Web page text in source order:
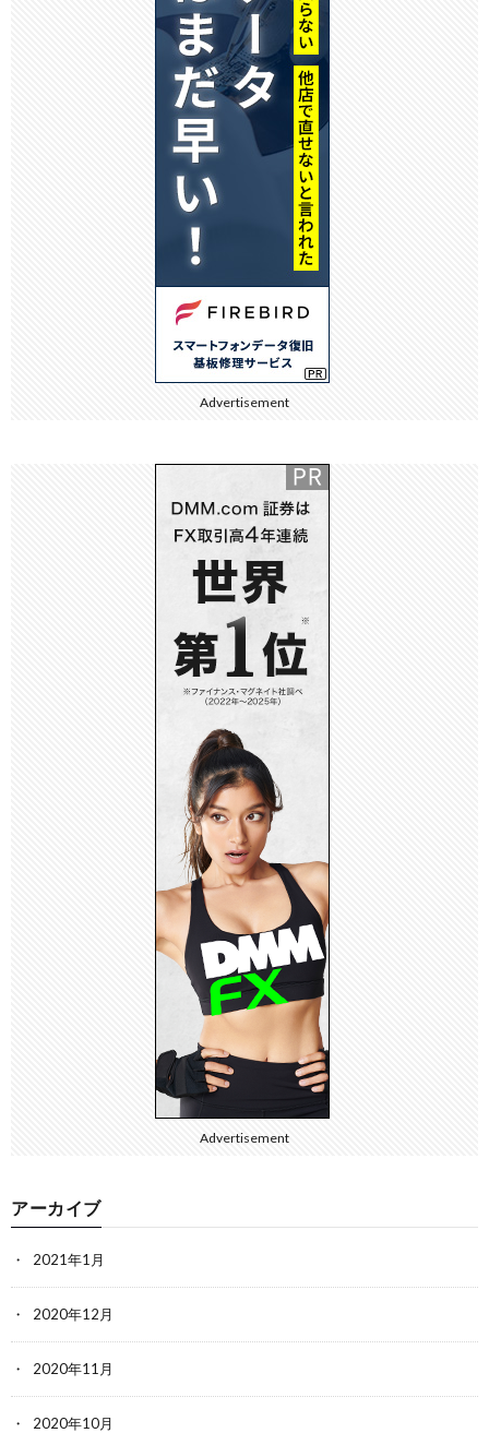
Advertisement
Advertisement
アーカイブ
2021年1月
2020年12月
2020年11月
2020年10月